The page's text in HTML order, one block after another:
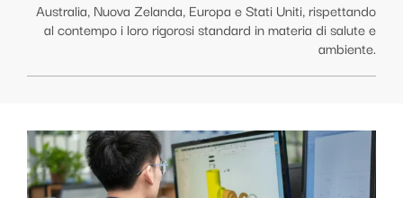
Australia, Nuova Zelanda, Europa e Stati Uniti, rispettando
al contempo i loro rigorosi standard in materia di salute e
ambiente.